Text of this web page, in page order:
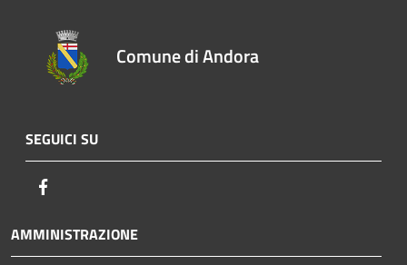
Comune di Andora
SEGUICI SU
AMMINISTRAZIONE